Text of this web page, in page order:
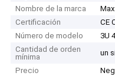
Nombre de la marca
Certificación
CE
Número de modelo
3U
Cantidad de orden
mínima
un
Precio